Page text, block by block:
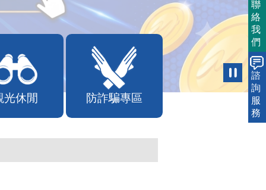
光休閒 防詐騙專區
聯
絡
我
們
諮
詢
服
務